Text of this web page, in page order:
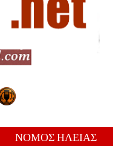
ΝΟΜΟΣ ΗΛΕΙΑΣ